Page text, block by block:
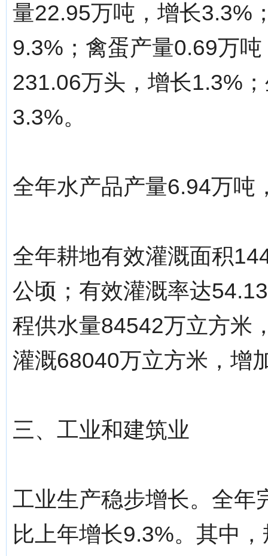
量22.95万吨，增长3.3%
9.3%；禽蛋产量0.69万
231.06万头，增长1.3%
3.3%。
全年水产品产量6.94万吨
全年耕地有效灌溉面积
公顷；有效灌溉率达
程供水量84542万立方米
灌溉68040万立方米，增
三、工业和建筑业
工业生产稳步增长。全年
比上年增长9.3%。其中